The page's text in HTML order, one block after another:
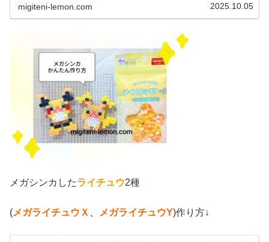
migiteni-lemon.com 2025.10.05
メガシンカしたライチュウ2種
(メガライチュウＸ メガライチュウY)作り方↓